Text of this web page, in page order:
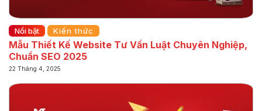
Nổi bật Kiến thức
Mẫu Thiết Kế Website Tư Vấn Luật Chuyên Nghiệp,
Chuẩn SEO 2025
22 Tháng 4, 2025